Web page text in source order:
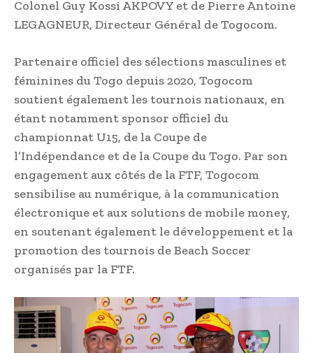
Colonel Guy Kossi AKPOVY et de Pierre Antoine
LEGAGNEUR, Directeur Général de Togocom.
Partenaire officiel des sélections masculines et
féminines du Togo depuis 2020, Togocom
soutient également les tournois nationaux, en
étant notamment sponsor officiel du
championnat U15, de la Coupe de
l’Indépendance et de la Coupe du Togo. Par son
engagement aux côtés de la FTF, Togocom
sensibilise au numérique, à la communication
électronique et aux solutions de mobile money,
en soutenant également le développement et la
promotion des tournois de Beach Soccer
organisés par la FTF.